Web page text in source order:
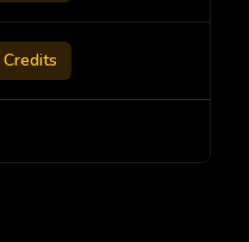
Credits